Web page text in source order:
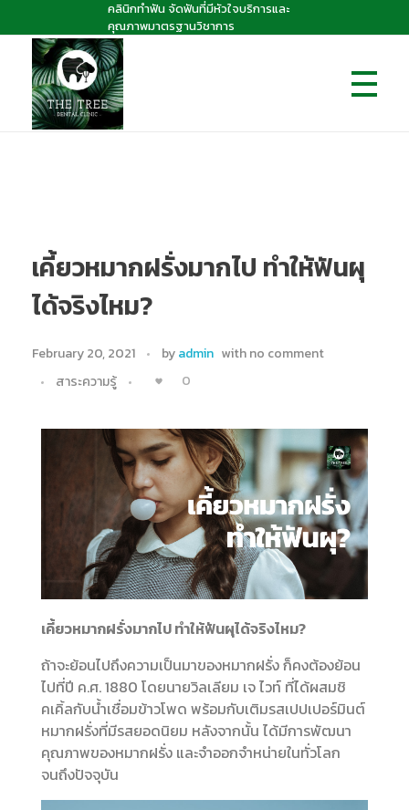
คลินิกทำฟัน จัดฟันที่มีหัวใจบริการและ
คุณภาพมาตรฐานวิชาการ
เคี้ยวหมากฝรั่งมากไป ทำให้ฟันผุ
ได้จริงไหม?
February 20, 2021 byadmin withno comment
สาระความรู้
0
เคี้ยวหมากฝรั่งมากไป ทำให้ฟันผุได้จริงไหม?
ถ้าจะย้อนไปถึงความเป็นมาของหมากฝรั่ง ก็คงต้องย้อน
ไปที่ปี ค.ศ. 1880 โดยนายวิลเลียม เจ ไวท์ ที่ได้ผสมชิ
คเคิ้ลกับน้ำเชื่อมข้าวโพด พร้อมกับเติมรสเปปเปอร์มินต์
หมากฝรั่งที่มีรสยอดนิยม หลังจากนั้น ได้มีการพัฒนา
คุณภาพของหมากฝรั่ง และจำออกจำหน่ายในทั่วโลก
จนถึงปัจจุบัน